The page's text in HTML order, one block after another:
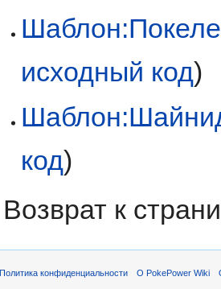
исходный код)
код)
Возврат к
Политика конфиденциальности О PokePower Wiki